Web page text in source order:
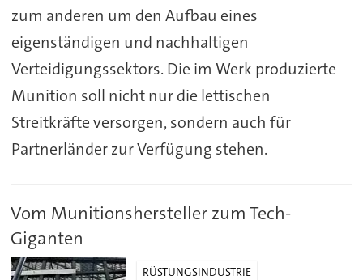
zum anderen um den Aufbau eines
eigenständigen und nachhaltigen
Verteidigungssektors. Die im Werk produzierte
Munition soll nicht nur die lettischen
Streitkräfte versorgen, sondern auch für
Partnerländer zur Verfügung stehen.
Vom Munitionshersteller zum Tech-
Giganten
RÜSTUNGSINDUSTRIE